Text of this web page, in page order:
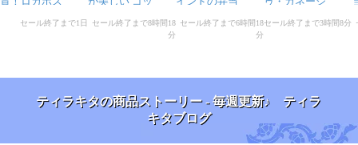
ティラキタの商品ストーリー - 毎週更新♪ ティラ
キタブログ